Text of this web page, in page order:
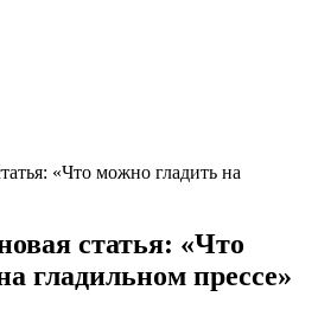
«Что можно гладить на
статья: «Что
гладильном прессе»